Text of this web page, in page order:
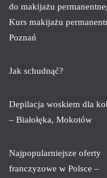
do makijażu
Kurs makijażu
Poznań
Jak schudnąć?
Depilacja woskiem dla
– Białołęka, Mokotów
Najpopularniejsze oferty
franczyzowe w Polsce –